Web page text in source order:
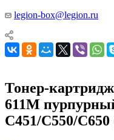
legion-box@legion.ru
Тонер-
611M
C451/C550/